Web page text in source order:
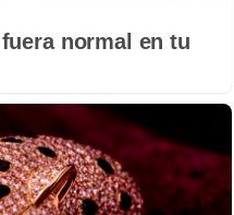
normal en tu